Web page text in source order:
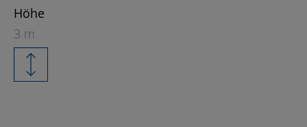
Höhe
3 m